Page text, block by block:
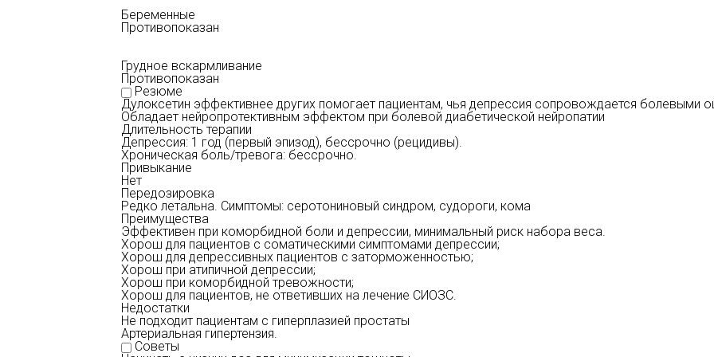
Беременные
Противопоказан
Грудное вскармливание
Противопоказан
Резюме
Дулоксетин эффективнее других помогает пациентам, чья депрессия сопровождается болевыми
Обладает нейропротективным эффектом при болевой диабетической нейропатии
Длительность терапии
Депрессия: 1 год (первый эпизод), бессрочно (рецидивы).
Хроническая боль/тревога: бессрочно.
Привыкание
Нет
Передозировка
Редко летальна. Симптомы: серотониновый синдром, судороги, кома
Преимущества
Эффективен при коморбидной боли и депрессии, минимальный риск набора веса.
Хорош для пациентов с соматическими симптомами депрессии;
Хорош для депрессивных пациентов с заторможенностью;
Хорош при атипичной депрессии;
Хорош при коморбидной тревожности;
Хорош для пациентов, не ответивших на лечение СИОЗС.
Недостатки
Не подходит пациентам с гиперплазией простаты
Артериальная гипертензия.
Советы